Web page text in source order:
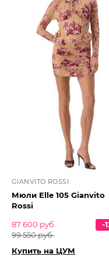
GIANVITO ROSSI
Мюли Elle 105 Gianvito
Rossi
87 600 руб.
99 550 руб.
-
Купить на ЦУМ